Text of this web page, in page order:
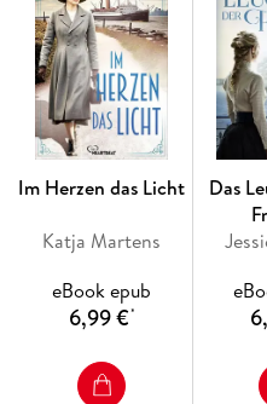
Dieser Roman behandelt
die Liebe. Er erzählt die
Jahren 1914 bis 1921, vom
zu den Anfängen der
Geschichte von Marie und
Kriegswirren ineinander
vielschichtige Darstellung
bewegten russischen
Petersburgs zu den
"Das Mädchen aus Sankt
über Liebe und Gewalt,
Hintergrund des Ersten
Im Herzen das Licht
Katja Martens
eBook epub
6,99 €*
Das